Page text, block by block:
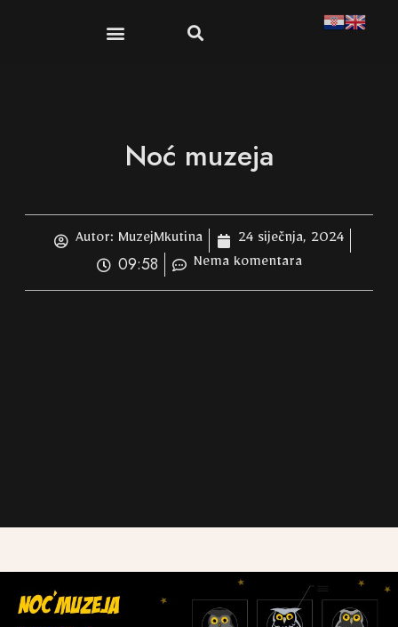
Noć muzeja
Autor: MuzejMkutina 24 siječnja, 2024
09:58 Nema komentara